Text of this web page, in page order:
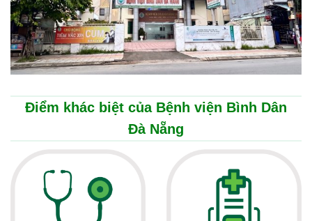
Điểm khác biệt của Bệnh viện Bình Dân
Đà Nẵng